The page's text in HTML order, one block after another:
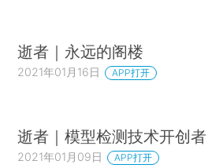
逝者｜永远的阁楼
2021年01月16日 APP打开
逝者｜模型检测技术开创者
2021年01月09日 APP打开